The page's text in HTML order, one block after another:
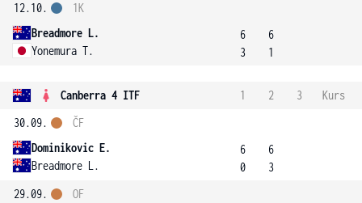
12.10.
Breadmore L.
Yonemura T.
1K
6
3
6
1
Canberra 4 ITF 1 2 3
Kurs
30.09.
Dominikovic E.
Breadmore L.
ČF
6
0
6
3
29.09.
OF